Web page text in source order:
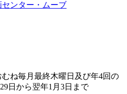
ね毎月最終木曜日及び年4回の
日から翌年1月3日まで